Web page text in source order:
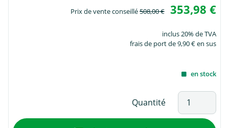
Prix de vente conseillé508,00 € 353,98 €
inclus 20% de TVA
frais de port de 9,90 € en sus
en stock
Quantité